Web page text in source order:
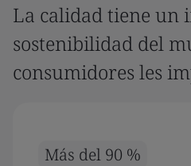
La calidad tiene un
sostenibilidad del
consumidores les
Más del 90 %